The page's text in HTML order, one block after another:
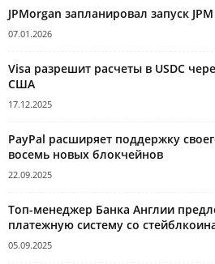
JPMorgan запланировал запуск
07.01.2026
Visa разрешит расчеты в USDC
США
17.12.2025
PayPal расширяет поддержку
восемь новых блокчейнов
22.09.2025
Топ-менеджер Банка Англии
платежную систему со
05.09.2025